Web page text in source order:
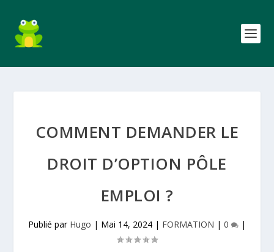
COMMENT DEMANDER LE
DROIT D’OPTION PÔLE
EMPLOI ?
Publié par Hugo | Mai 14, 2024 | FORMATION | 0 |